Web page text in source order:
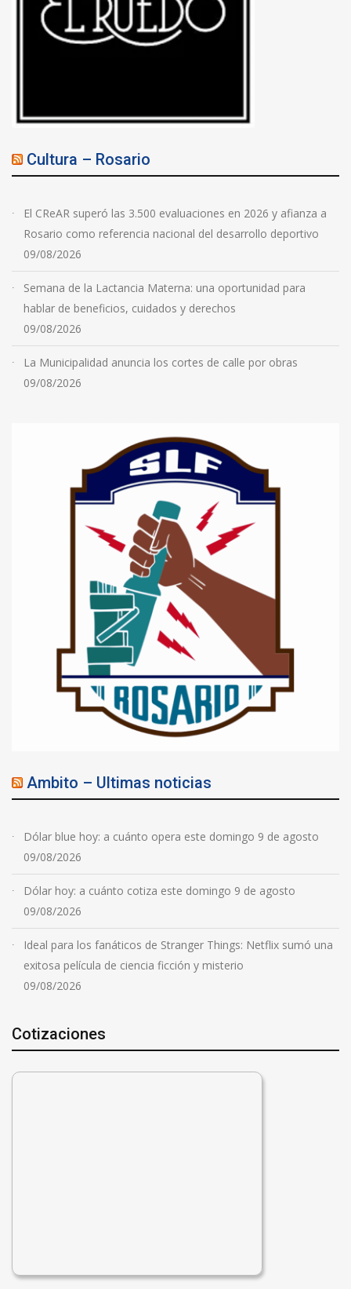
Cultura – Rosario
El CReAR superó las 3.500 evaluaciones en 2026 y afianza a
Rosario como referencia nacional del desarrollo deportivo
09/08/2026
Semana de la Lactancia Materna: una oportunidad para
hablar de beneficios, cuidados y derechos
09/08/2026
La Municipalidad anuncia los cortes de calle por obras
09/08/2026
Ambito – Ultimas noticias
Dólar blue hoy: a cuánto opera este domingo 9 de agosto
09/08/2026
Dólar hoy: a cuánto cotiza este domingo 9 de agosto
09/08/2026
Ideal para los fanáticos de Stranger Things: Netflix sumó una
exitosa película de ciencia ficción y misterio
09/08/2026
Cotizaciones